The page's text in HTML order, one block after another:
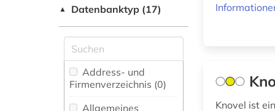
Vermessungswesen
(34)
Biologie,
Biotechnologie (55)
allgemein (1)
alte geschichte (2)
altenpflege (1)
alter orient (1)
▲ Datenbanktyp (17)
Address- und
Firmenverzeichnis (0)
Allgemeines
Knovel ist